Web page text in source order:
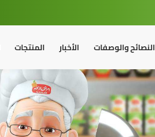
المنتجات الأخبار النصائح والوصفات